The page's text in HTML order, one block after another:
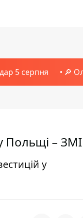
5 серпня 🔎
Польщі – ЗМІ
у